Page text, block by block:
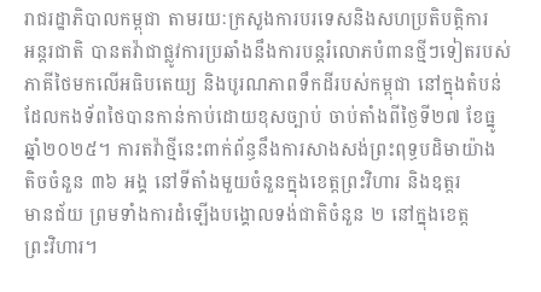
រាជរដ្ឋាភិបាលកម្ពុជា តាមរយៈក្រសួងការបរទេសនិងសហប្រតិបត្តិការ
អន្តរជាតិ បានតវ៉ាជាផ្លូវការប្រឆាំងនឹងការបន្តរំលោភបំពានថ្មីៗទៀតរបស់
ភាគីថៃមកលើអធិបតេយ្យ និងបូរណភាពទឹកដីរបស់កម្ពុជា នៅក្នុងតំបន់
ដែលកងទ័ពថៃបានកាន់កាប់ដោយខុសច្បាប់ ចាប់តាំងពីថ្ងៃទី២៧ ខែធ្នូ
ឆ្នាំ២០២៥។ ការតវ៉ាថ្មីនេះពាក់ព័ន្ធនឹងការសាងសង់ព្រះពុទ្ធបដិមាយ៉ាង
តិចចំនួន ៣៦ អង្គ នៅទីតាំងមួយចំនួនក្នុងខេត្តព្រះវិហារ និងឧត្តរ
មានជ័យ ព្រមទាំងការដំឡើងបង្គោលទង់ជាតិចំនួន ២ នៅក្នុងខេត្ត
ព្រះវិហារ។